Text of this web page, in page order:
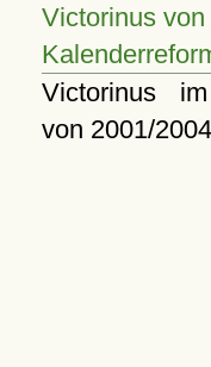
Victorinus
Victorinus
von 2001/